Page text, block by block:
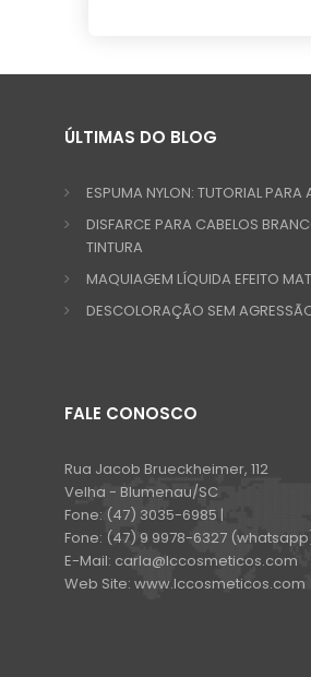
ÚLTIMAS DO BLOG
ESPUMA NYLON: TUTORIAL PARA
DISFARCE PARA CABELOS
TINTURA
MAQUIAGEM LÍQUIDA EFEITO
DESCOLORAÇÃO SEM
FALE CONOSCO
Rua Jacob Brueckheimer, 112
Velha - Blumenau/SC
Fone: (47) 3035-6985 |
Fone: (47) 9 9978-6327
E-Mail: carla@lccosmeticos.com
Web Site: www.lccosmeticos.com